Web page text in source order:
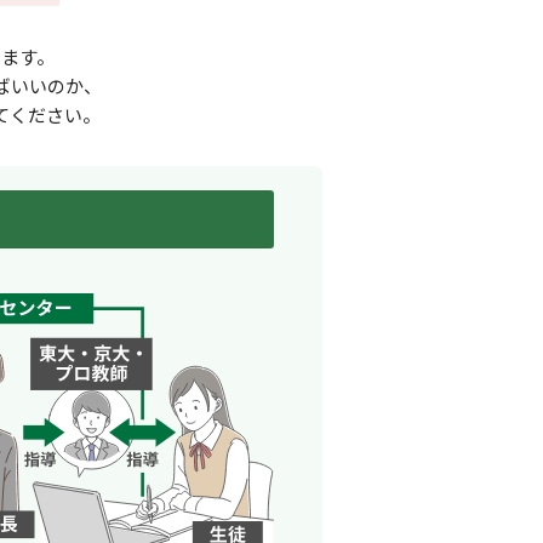
す。
いのか、
ださい。